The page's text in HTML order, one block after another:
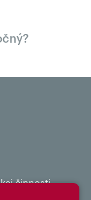
činnosti